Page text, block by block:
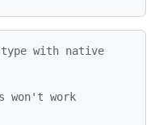
type with native
won't work